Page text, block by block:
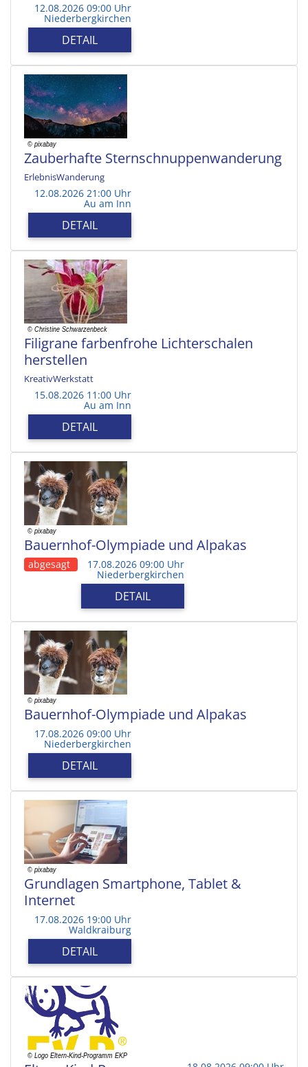
12.08.2026 09:00 Uhr
Niederbergkirchen
DETAIL
Zauberhafte Sternschnuppenwanderung
ErlebnisWanderung
12.08.2026 21:00 Uhr
Au am Inn
DETAIL
Filigrane farbenfrohe Lichterschalen
herstellen
KreativWerkstatt
15.08.2026 11:00 Uhr
Au am Inn
DETAIL
Bauernhof-Olympiade und Alpakas
abgesagt 17.08.2026 09:00 Uhr
Niederbergkirchen
DETAIL
Bauernhof-Olympiade und Alpakas
17.08.2026 09:00 Uhr
Niederbergkirchen
DETAIL
Grundlagen Smartphone, Tablet &
Internet
17.08.2026 19:00 Uhr
Waldkraiburg
DETAIL